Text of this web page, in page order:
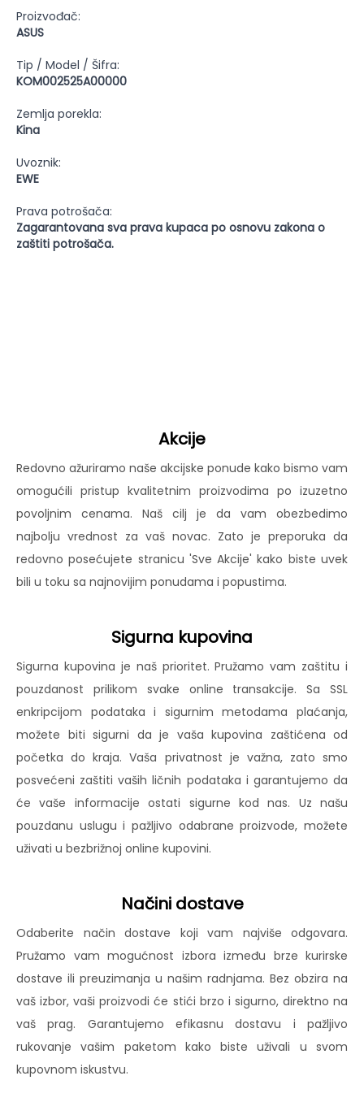
Proizvođač:
ASUS
Tip / Model / Šifra:
KOM002525A00000
Zemlja porekla:
Kina
Uvoznik:
EWE
Prava potrošača:
Zagarantovana sva prava kupaca po osnovu zakona o
zaštiti potrošača.
Akcije
Redovno ažuriramo naše akcijske ponude kako bismo vam
omogućili pristup kvalitetnim proizvodima po izuzetno
povoljnim cenama. Naš cilj je da vam obezbedimo
najbolju vrednost za vaš novac. Zato je preporuka da
redovno posećujete stranicu 'Sve Akcije' kako biste uvek
bili u toku sa najnovijim ponudama i popustima.
Sigurna kupovina
Sigurna kupovina je naš prioritet. Pružamo vam zaštitu i
pouzdanost prilikom svake online transakcije. Sa SSL
enkripcijom podataka i sigurnim metodama plaćanja,
možete biti sigurni da je vaša kupovina zaštićena od
početka do kraja. Vaša privatnost je važna, zato smo
posvećeni zaštiti vaših ličnih podataka i garantujemo da
će vaše informacije ostati sigurne kod nas. Uz našu
pouzdanu uslugu i pažljivo odabrane proizvode, možete
uživati u bezbrižnoj online kupovini.
Načini dostave
Odaberite način dostave koji vam najviše odgovara.
Pružamo vam mogućnost izbora između brze kurirske
dostave ili preuzimanja u našim radnjama. Bez obzira na
vaš izbor, vaši proizvodi će stići brzo i sigurno, direktno na
vaš prag. Garantujemo efikasnu dostavu i pažljivo
rukovanje vašim paketom kako biste uživali u svom
kupovnom iskustvu.